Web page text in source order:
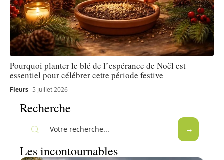
Pourquoi planter le blé de l’espérance de Noël est
essentiel pour célébrer cette période festive
Fleurs 5 juillet 2026
Recherche
Les incontournables